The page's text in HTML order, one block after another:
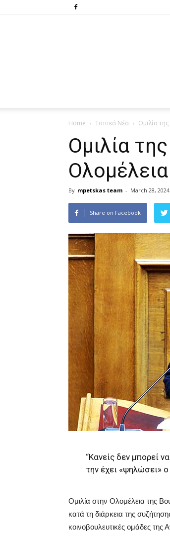
Home Τοπικά Νέα Ομιλία
Ομιλία
By mpetskas team - March 28, 2024
Share on Facebook
“Κανείς δεν μπορεί
την έχει «ψηλώσει» ο
Ομιλία στην Ολομέλεια της
κατά τη διάρκεια της
κοινοβουλευτικές ομάδες της